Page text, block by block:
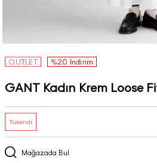
OUTLET %20 İndirim
GANT Kadın Krem Loose
Mağazada Bul
Tükendi